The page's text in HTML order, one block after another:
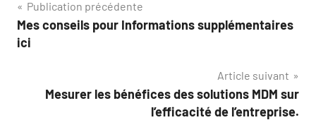
Navigation
de
Publication précédente
Mes conseils pour Informations supplémentaires
ici
Article suivant
Mesurer les bénéfices des solutions MDM sur
l’efficacité de l’entreprise.